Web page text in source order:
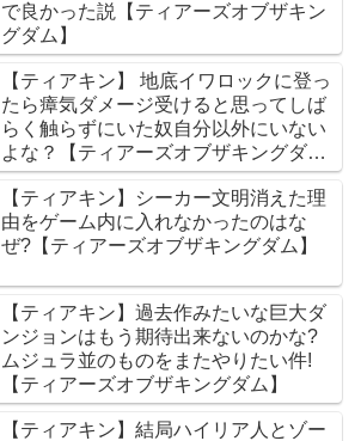
で良かった説【ティアーズオブザキン
グダム】
【ティアキン】 地底イワロックに登っ
たら瘴気ダメージ受けると思ってしば
らく触らずにいた奴自分以外にいない
よな？【ティアーズオブザキングダ
ム】
【ティアキン】シーカー文明消えた理
由をゲーム内に入れなかったのはな
ぜ?【ティアーズオブザキングダム】
【ティアキン】過去作みたいな巨大ダ
ンジョンはもう期待出来ないのかな?
ムジュラ並のものをまたやりたい件!
【ティアーズオブザキングダム】
【ティアキン】結局ハイリア人とゾー